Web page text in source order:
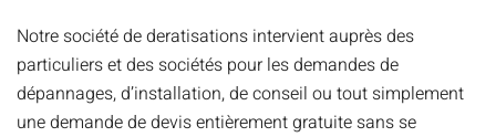
Notre société de deratisations intervient auprès des
particuliers et des sociétés pour les demandes de
dépannages, d’installation, de conseil ou tout simplement
une demande de devis entièrement gratuite sans se